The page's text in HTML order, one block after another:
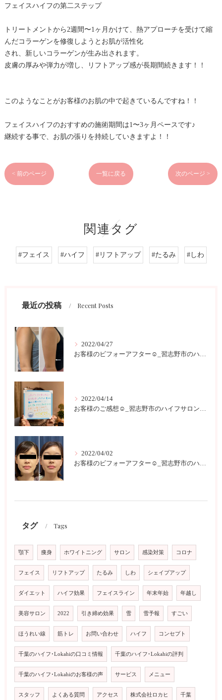
フェイスハイフの第二ステップ
トリートメントから2週間〜1ヶ⽉かけて、熱アプローチを受けて縮
んだコラーゲンを修復しようとお肌が活性化
され、新しいコラーゲンが⽣み出されます。
⽪膚の厚みや弾⼒が増し、リフトアップ感が⻑期間続きます！！
このようなことがお客様のお肌の中で起きているんですね！！
フェイスハイフのおすすめの施術期間は1〜3ヶ月ペースです♪
継続する事で、お肌の張りを持続していきますよ！！
< 前のページ 一覧に戻る 次のページ >
関連タグ
#フェイス #ハイフ #リフトアップ #たるみ #しわ
最近の投稿 Recent Posts
2022/04/27
お客様のビフォーアフター☺︎_習志野市のハイフサロンLokahi
2022/04/14
お客様のご感想☺︎_習志野市のハイフサロンLokahi
2022/04/02
お客様のビフォーアフター☺︎_習志野市のハイフサロンLokahi
タグ Tags
顎下 痩身 ホワイトニング サロン 感染対策 コロナ
フェイス リフトアップ たるみ しわ シェイプアップ
ダイエット ハイフ効果 フェイスライン 年末年始 年越し
美容サロン 2022 引き締め効果 雪 雪予報 すごい
ほうれい線 筋トレ お問い合わせ ハイフ コンセプト
千葉のハイフ･Lokahiの口コミ情報 千葉のハイフ･Lokahiの評判
千葉のハイフ･Lokahiのお客様の声 サービス メニュー
スタッフ よくある質問 アクセス 株式会社ロカヒ 千葉